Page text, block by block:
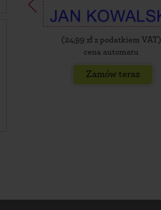
( 24,99 zł z podatkiem VAT)
cena automatu
Zamów teraz